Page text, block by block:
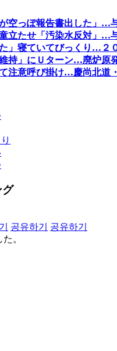
空っぽ報告書出した」…
立たせ「汚染水反対」…
」寝ていてびっくり…２
持」にＵターン…廃炉原
注意呼び掛け…慶尚北道
グ
공유하기
공유하기
。